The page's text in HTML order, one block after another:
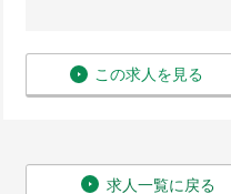
この求人を見る
求人一覧に戻る